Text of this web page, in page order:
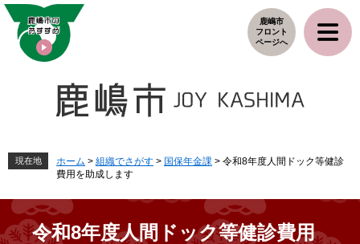
ペ
メ
鹿嶋市
フロント
ページへ
現在地 ホーム > 組織でさがす > 国保年金課 > 令和8年度人間ドック等健診
費用を助成します
令和8年度人間ドック等健診費用